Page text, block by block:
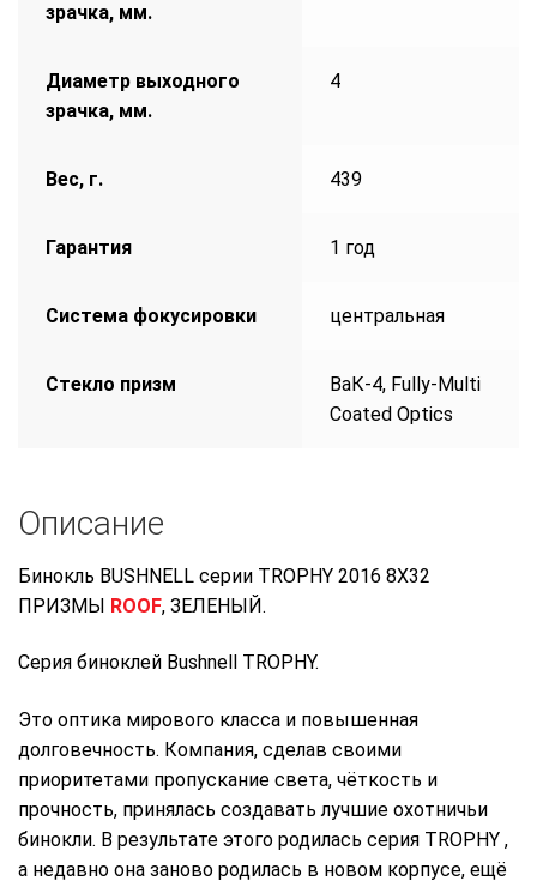
зрачка, мм.
Диаметр выходного
зрачка, мм.
4
Вес, г. 439
Гарантия 1 год
Система фокусировки центральная
Стекло призм
ВаК-4, Fully-Multi
Coated Optics
Описание
Бинокль BUSHNELL серии TROPHY 2016 8X32
ПРИЗМЫ ROOF, ЗЕЛЕНЫЙ.
Серия биноклей Bushnell TROPHY.
Это оптика мирового класса и повышенная
долговечность. Компания, сделав своими
приоритетами пропускание света, чёткость и
прочность, принялась создавать лучшие охотничьи
бинокли. В результате этого родилась серия TROPHY ,
а недавно она заново родилась в новом корпусе, ещё